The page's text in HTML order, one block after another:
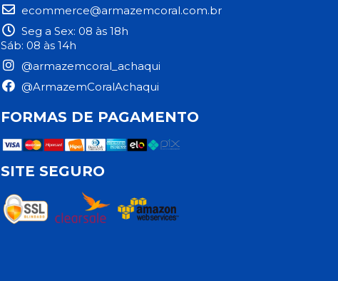
ecommerce@armazemcoral.com.br
Seg a Sex: 08 às 18h
Sáb: 08 às 14h
@armazemcoral_achaqui
@ArmazemCoralAchaqui
FORMAS DE PAGAMENTO
SITE SEGURO